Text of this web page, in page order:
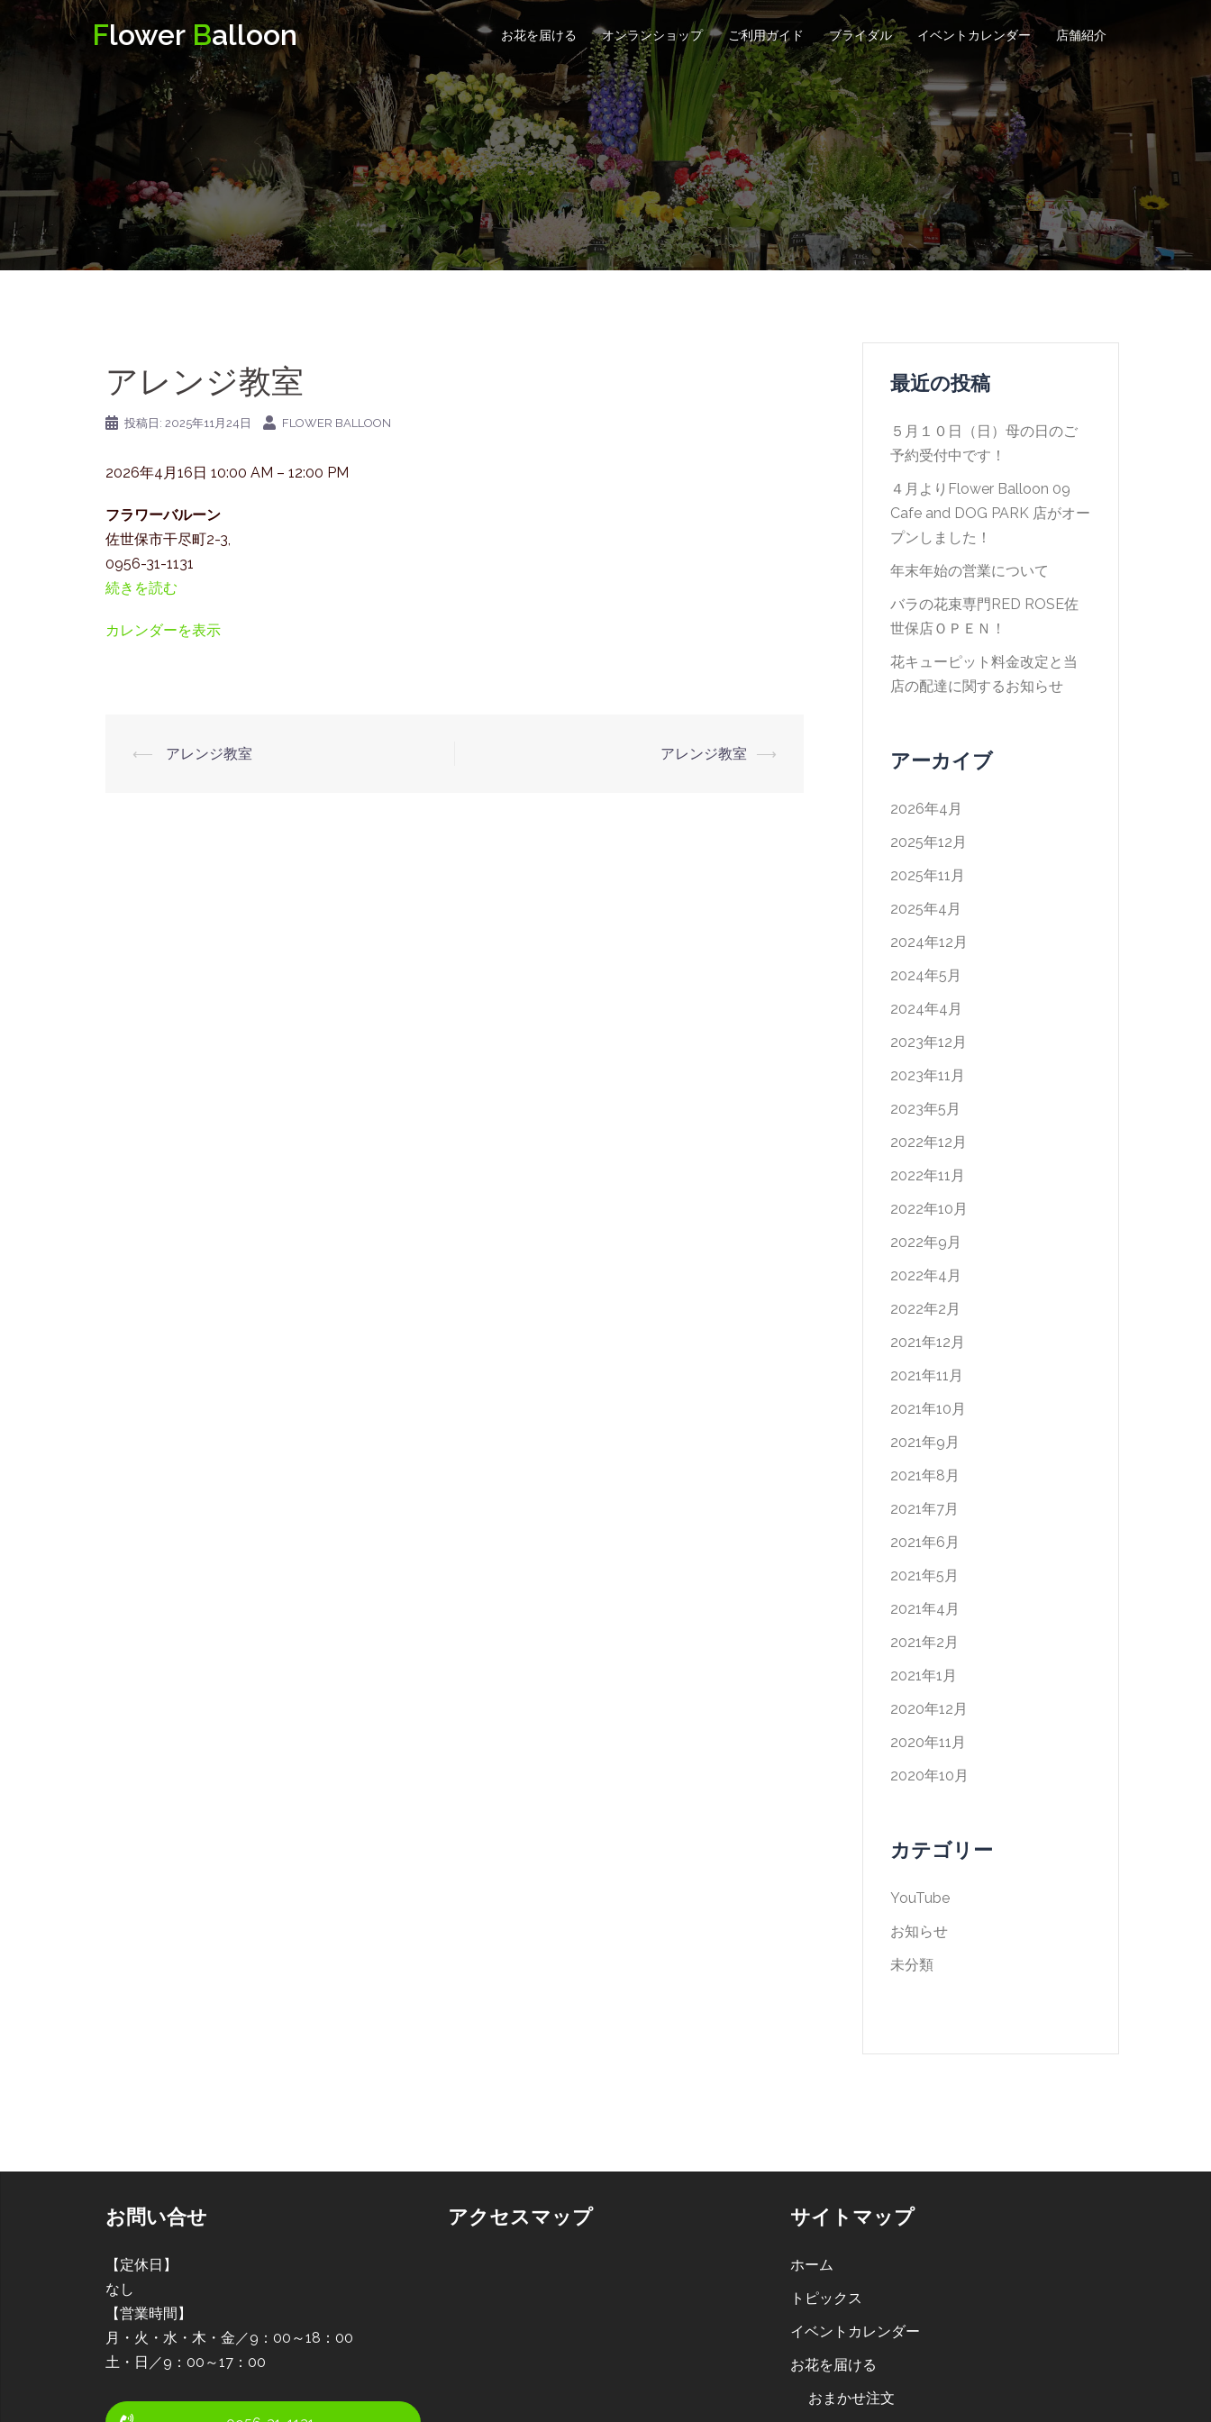
テ
へ
ス
キ
FlowerBalloon お花を届ける オンランショップ ご利用ガイド ブライダル イベントカレンダー 店舗紹介
アレンジ教室
投稿日: 2025年11月24日 FLOWER BALLOON
ア
ン
ジ
教
室
2026年4月16日 10:00 AM – 12:00 PM
フラワーバルーン
佐世保市干尽町2-3,
0956-31-1131
続きを読む
カレンダーを表示
投
⟵ アレンジ教室 アレンジ教室 ⟶
最近の投稿
５月１０日（日）母の日のご
予約受付中です！
４月よりFlower Balloon 09
Cafe and DOG PARK 店がオー
プンしました！
年末年始の営業について
バラの花束専門RED ROSE佐
世保店ＯＰＥＮ！
花キューピット料金改定と当
店の配達に関するお知らせ
アーカイブ
2026年4月
2025年12月
2025年11月
2025年4月
2024年12月
2024年5月
2024年4月
2023年12月
2023年11月
2023年5月
2022年12月
2022年11月
2022年10月
2022年9月
2022年4月
2022年2月
2021年12月
2021年11月
2021年10月
2021年9月
2021年8月
2021年7月
2021年6月
2021年5月
2021年4月
2021年2月
2021年1月
2020年12月
2020年11月
2020年10月
カテゴリー
YouTube
お知らせ
未分類
お問い合せ
【定休日】
なし
【営業時間】
月・火・水・木・金／9：00～18：00
土・日／9：00～17：00
アクセスマップ サイトマップ
ホーム
トピックス
イベントカレンダー
お花を届ける
おまかせ注文